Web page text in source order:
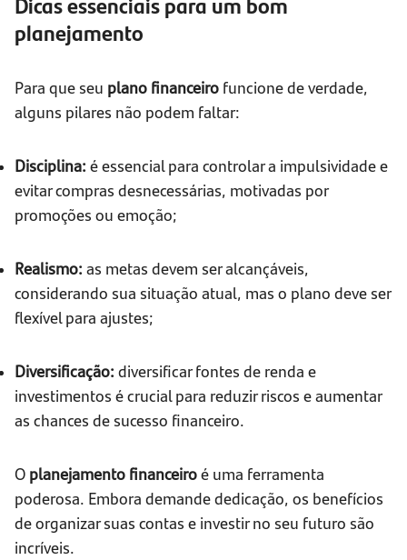
planejamento
Para que seu plano financeiro funcione de verdade,
alguns pilares não podem faltar:
Disciplina: é essencial para controlar a impulsividade e
evitar compras desnecessárias, motivadas por
promoções ou emoção;
Realismo: as metas devem ser alcançáveis,
considerando sua situação atual, mas o plano deve ser
flexível para ajustes;
Diversificação: diversificar fontes de renda e
investimentos é crucial para reduzir riscos e aumentar
as chances de sucesso financeiro.
O planejamento financeiroé uma ferramenta
poderosa. Embora demande dedicação, os benefícios
de organizar suas contas e investir no seu futuro são
incríveis.